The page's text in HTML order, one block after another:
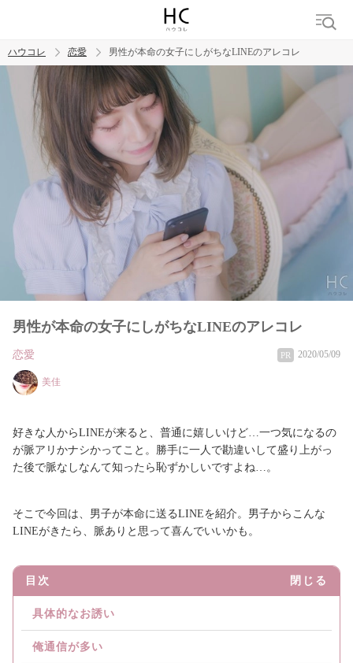
トレンド ワード
恋愛
ハウコレ 恋愛 男性が本命の女子にしがちなLINEのアレコレ
男性が本命の女子にしがちなLINEのアレコレ
恋愛 PR 2020/05/09
美佳
好きな人からLINEが来ると、普通に嬉しいけど…一つ気になるの
が脈アリかナシかってこと。勝手に一人で勘違いして盛り上がっ
た後で脈なしなんて知ったら恥ずかしいですよね…。
そこで今回は、男子が本命に送るLINEを紹介。男子からこんな
LINEがきたら、脈ありと思って喜んでいいかも。
目次 閉じる
具体的なお誘い
俺通信が多い